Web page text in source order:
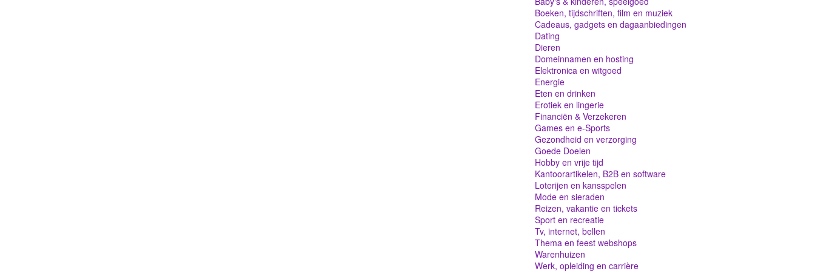
Boeken, tijdschriften, film en muziek
Cadeaus, gadgets en dagaanbiedingen
Dating
Dieren
Domeinnamen en hosting
Elektronica en witgoed
Energie
Eten en drinken
Erotiek en lingerie
Financiën & Verzekeren
Games en e-Sports
Gezondheid en verzorging
Goede Doelen
Hobby en vrije tijd
Kantoorartikelen, B2B en software
Loterijen en kansspelen
Mode en sieraden
Reizen, vakantie en tickets
Sport en recreatie
Tv, internet, bellen
Thema en feest webshops
Warenhuizen
Werk, opleiding en carrière